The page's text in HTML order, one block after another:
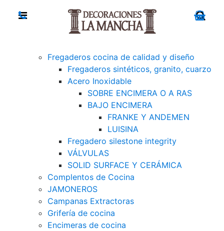
Fregaderos cocina de calidad y diseño
Fregaderos sintéticos, granito, cuarzo
Acero Inoxidable
SOBRE ENCIMERA O A RAS
BAJO ENCIMERA
FRANKE Y ANDEMEN
LUISINA
Fregadero silestone integrity
VÁLVULAS
SOLID SURFACE Y CERÁMICA
Complentos de Cocina
JAMONEROS
Campanas Extractoras
Grifería de cocina
Encimeras de cocina